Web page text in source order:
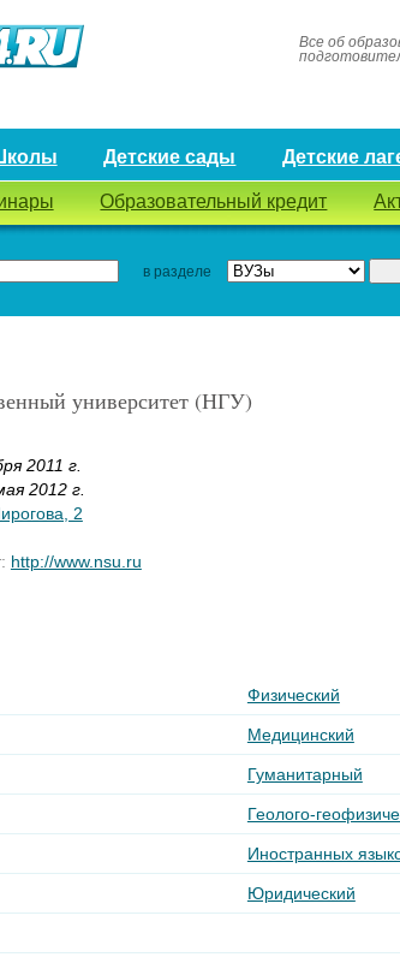
Все об
Детские сады Детские
Образовательный кредит
в разделе
университет (НГУ)
2011 г.
2012 г.
2
http://www.nsu.ru
Физический
Медицинский
Гуманитарный
Геолого-
Иностранных
Юридический